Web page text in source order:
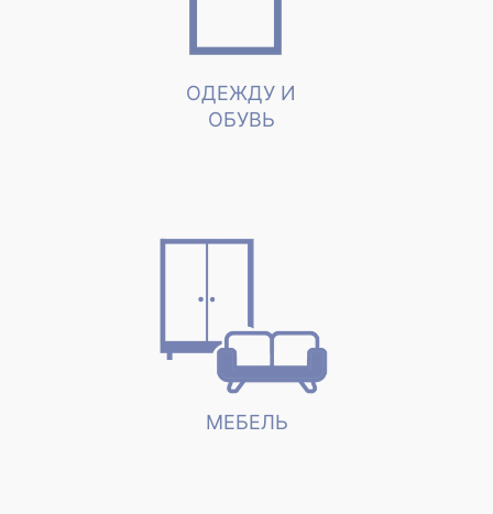
ОДЕЖДУ И
ОБУВЬ
МЕБЕЛЬ